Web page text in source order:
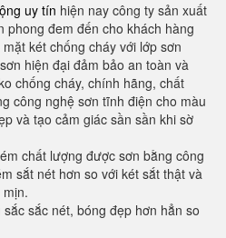
uy tín hiện nay công ty sản xuất
phong đem đến cho khách hàng
két chống cháy với lớp sơn
hiện đại đảm bảo an toàn và
chống cháy, chính hãng, chất
công nghệ sơn tĩnh điện cho màu
và tạo cảm giác sần sần khi sờ
chất lượng được sơn bằng công
sắt nét hơn so với két sắt thật và
sắc nét, bóng đẹp hơn hẳn so